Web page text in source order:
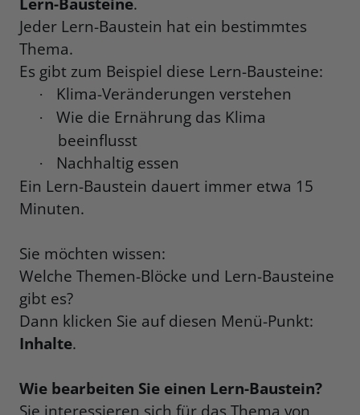
Jeder Lern-Baustein hat ein bestimmtes
Thema.
Es gibt zum Beispiel diese Lern-Bausteine:
· Klima-Veränderungen verstehen
·
Wie die Ernährung das Klima
beeinflusst
·
Nachhaltig essen
Ein Lern-Baustein dauert immer etwa 15
Minuten.
Sie möchten wissen:
Welche Themen-Blöcke und Lern-Bausteine
gibt es?
Dann klicken Sie auf diesen Menü-Punkt:
Inhalte.
Wie bearbeiten Sie einen Lern-Baustein?
Sie interessieren sich für das Thema von